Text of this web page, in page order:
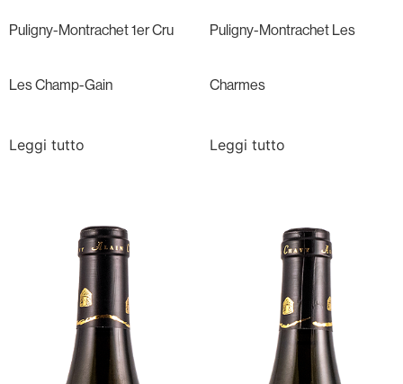
Puligny-Montrachet 1er Cru
Les Champ-Gain
Leggi tutto
Puligny-Montrachet Les
Charmes
Leggi tutto